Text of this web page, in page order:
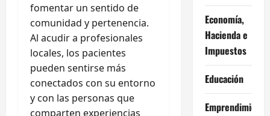
fomentar un sentido de
comunidad y pertenencia.
Al acudir a profesionales
locales, los pacientes
pueden sentirse más
conectados con su entorno
y con las personas que
comparten experiencias
Economía,
Hacienda e
Impuestos
Educación
Emprendimiento